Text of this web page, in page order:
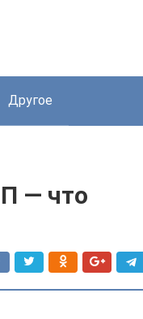
Другое
— что